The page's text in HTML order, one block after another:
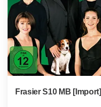
Frasier S10 MB [Import]